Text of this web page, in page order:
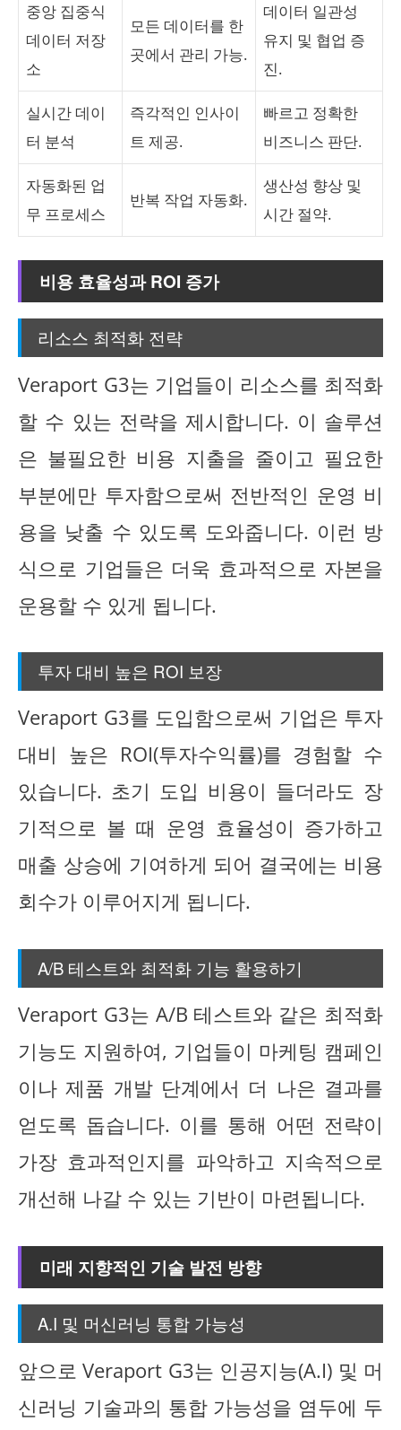
중앙 집중식
데이터 저장
소
모든 데이터를 한
곳에서 관리 가능.
데이터 일관성
유지 및 협업 증
진.
실시간 데이
터 분석
즉각적인 인사이
트 제공.
빠르고 정확한
비즈니스 판단.
자동화된 업
무 프로세스
반복 작업 자동화.
생산성 향상 및
시간 절약.
비용 효율성과 ROI 증가
리소스 최적화 전략
Veraport G3는 기업들이 리소스를 최적화
할 수 있는 전략을 제시합니다. 이 솔루션
은 불필요한 비용 지출을 줄이고 필요한
부분에만 투자함으로써 전반적인 운영 비
용을 낮출 수 있도록 도와줍니다. 이런 방
식으로 기업들은 더욱 효과적으로 자본을
운용할 수 있게 됩니다.
투자 대비 높은 ROI 보장
Veraport G3를 도입함으로써 기업은 투자
대비 높은 ROI(투자수익률)를 경험할 수
있습니다. 초기 도입 비용이 들더라도 장
기적으로 볼 때 운영 효율성이 증가하고
매출 상승에 기여하게 되어 결국에는 비용
회수가 이루어지게 됩니다.
A/B 테스트와 최적화 기능 활용하기
Veraport G3는 A/B 테스트와 같은 최적화
기능도 지원하여, 기업들이 마케팅 캠페인
이나 제품 개발 단계에서 더 나은 결과를
얻도록 돕습니다. 이를 통해 어떤 전략이
가장 효과적인지를 파악하고 지속적으로
개선해 나갈 수 있는 기반이 마련됩니다.
미래 지향적인 기술 발전 방향
A.I 및 머신러닝 통합 가능성
앞으로 Veraport G3는 인공지능(A.I) 및 머
신러닝 기술과의 통합 가능성을 염두에 두